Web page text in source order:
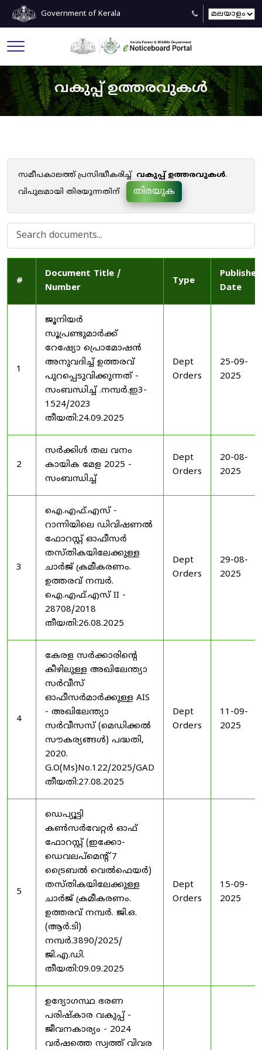
Government of Kerala
വകുപ്പ് ഉത്തരവുകൾ
സമീപകാലത്ത് പ്രസിദ്ധീകരിച്ച് വകുപ്പ് ഉത്തരവുകൾ.
വിപുലമായി തിരയുന്നതിന്
തിരയുക
#
Document Title /
Number
Type
Published
Date
1
ജൂനിയർ
സൂപ്രണ്ടുമാർക്ക്
റേഷ്യോ പ്രൊമോഷൻ
അനുവദിച്ച് ഉത്തരവ്
പുറപ്പെടുവിക്കുന്നത് -
സംബന്ധിച്ച് .നമ്പർ.ഇ3-
1524/2023
തീയതി:24.09.2025
Dept
Orders
25-09-
2025
2
സർക്കിൾ തല വനം
കായിക മേള 2025 -
സംബന്ധിച്ച്
Dept
Orders
20-08-
2025
3
ഐ.എഫ്.എസ് -
റാന്നിയിലെ ഡിവിഷണൽ
ഫോറസ്റ്റ് ഓഫീസർ
തസ്തികയിലേക്കുള്ള
ചാർജ് ക്രമീകരണം.
ഉത്തരവ് നമ്പർ.
ഐ.എഫ്.എസ് II -
28708/2018
തീയതി:26.08.2025
Dept
Orders
29-08-
2025
4
കേരള സർക്കാരിന്റെ
കീഴിലുള്ള അഖിലേന്ത്യാ
സർവീസ്
ഓഫീസർമാർക്കുള്ള AIS
- അഖിലേന്ത്യാ
സർവീസസ് (മെഡിക്കൽ
സൗകര്യങ്ങൾ) പദ്ധതി,
2020.
G.O(Ms)No.122/2025/GAD
തീയതി:27.08.2025
Dept
Orders
11-09-
2025
5
ഡെപ്യൂട്ടി
കൺസർവേറ്റർ ഓഫ്
ഫോറസ്റ്റ് (ഇക്കോ-
ഡെവലപ്മെന്റ് 7
ട്രൈബൽ വെൽഫെയർ)
തസ്തികയിലേക്കുള്ള
ചാർജ് ക്രമീകരണം.
ഉത്തരവ് നമ്പർ. ജി.ഒ.
(ആർ.ടി)
നമ്പർ.3890/2025/
ജി.എ.ഡി.
തീയതി:09.09.2025
Dept
Orders
15-09-
2025
ഉദ്യോഗസ്ഥ ഭരണ
പരിഷ്കാര വകുപ്പ് -
ജീവനകാര്യം - 2024
വർഷത്തെ സ്വത്ത് വിവര